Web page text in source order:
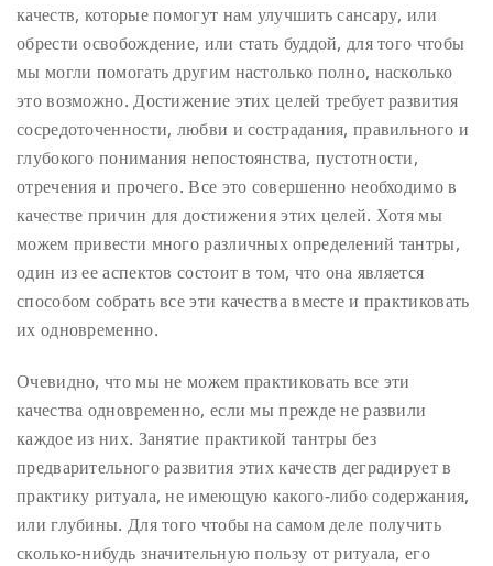
качеств, которые помогут нам улучшить сансару, или
обрести освобождение, или стать буддой, для того чтобы
мы могли помогать другим настолько полно, насколько
это возможно. Достижение этих целей требует развития
сосредоточенности, любви и сострадания, правильного и
глубокого понимания непостоянства, пустотности,
отречения и прочего. Все это совершенно необходимо в
качестве причин для достижения этих целей. Хотя мы
можем привести много различных определений тантры,
один из ее аспектов состоит в том, что она является
способом собрать все эти качества вместе и практиковать
их одновременно.
Очевидно, что мы не можем практиковать все эти
качества одновременно, если мы прежде не развили
каждое из них. Занятие практикой тантры без
предварительного развития этих качеств деградирует в
практику ритуала, не имеющую какого-либо содержания,
или глубины. Для того чтобы на самом деле получить
сколько-нибудь значительную пользу от ритуала, его